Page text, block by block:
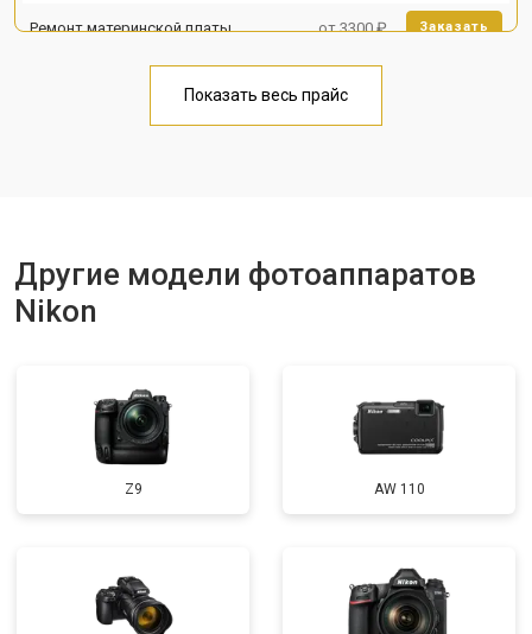
Ремонт материнской платы от 3300 ₽ Заказать
Показать весь прайс
Другие модели фотоаппаратов
Nikon
Z9 AW 110